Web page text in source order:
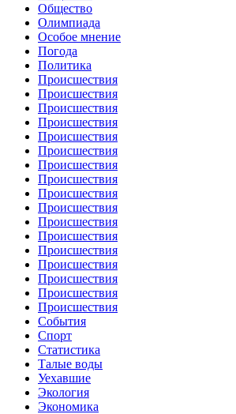
Общество
Олимпиада
Особое мнение
Погода
Политика
Происшествия
Происшествия
Происшествия
Происшествия
Происшествия
Происшествия
Происшествия
Происшествия
Происшествия
Происшествия
Происшествия
Происшествия
Происшествия
Происшествия
Происшествия
Происшествия
Происшествия
События
Спорт
Статистика
Талые воды
Уехавшие
Экология
Экономика